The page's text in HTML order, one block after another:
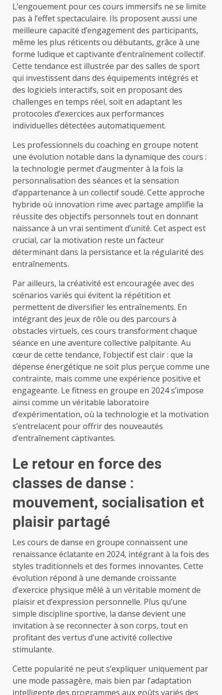
L’engouement pour ces cours immersifs ne se limite
pas à l’effet spectaculaire. Ils proposent aussi une
meilleure capacité d’engagement des participants,
même les plus réticents ou débutants, grâce à une
forme ludique et captivante d’entraînement collectif.
Cette tendance est illustrée par des salles de sport
qui investissent dans des équipements intégrés et
des logiciels interactifs, soit en proposant des
challenges en temps réel, soit en adaptant les
protocoles d’exercices aux performances
individuelles détectées automatiquement.
Les professionnels du coaching en groupe notent
une évolution notable dans la dynamique des cours :
la technologie permet d’augmenter à la fois la
personnalisation des séances et la sensation
d’appartenance à un collectif soudé. Cette approche
hybride où innovation rime avec partage amplifie la
réussite des objectifs personnels tout en donnant
naissance à un vrai sentiment d’unité. Cet aspect est
crucial, car la motivation reste un facteur
déterminant dans la persistance et la régularité des
entraînements.
Par ailleurs, la créativité est encouragée avec des
scénarios variés qui évitent la répétition et
permettent de diversifier les entraînements. En
intégrant des jeux de rôle ou des parcours à
obstacles virtuels, ces cours transforment chaque
séance en une aventure collective palpitante. Au
cœur de cette tendance, l’objectif est clair : que la
dépense énergétique ne soit plus perçue comme une
contrainte, mais comme une expérience positive et
engageante. Le fitness en groupe en 2024 s’impose
ainsi comme un véritable laboratoire
d’expérimentation, où la technologie et la motivation
s’entrelacent pour offrir des nouveautés
d’entraînement captivantes.
Le retour en force des
classes de danse :
mouvement, socialisation et
plaisir partagé
Les cours de danse en groupe connaissent une
renaissance éclatante en 2024, intégrant à la fois des
styles traditionnels et des formes innovantes. Cette
évolution répond à une demande croissante
d’exercice physique mêlé à un véritable moment de
plaisir et d’expression personnelle. Plus qu’une
simple discipline sportive, la danse devient une
invitation à se reconnecter à son corps, tout en
profitant des vertus d’une activité collective
stimulante.
Cette popularité ne peut s’expliquer uniquement par
une mode passagère, mais bien par l’adaptation
intelligente des programmes aux goûts variés des